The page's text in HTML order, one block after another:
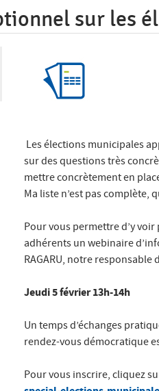
sur les
Les élections municipales
sur des questions très
mettre concrètement en
Ma liste n’est pas complète,
Pour vous permettre d’y
adhérents un webinaire
RAGARU, notre
Jeudi 5 février 13h-14h
Un temps d’échanges
rendez-vous démocratique
Pour vous inscrire, cliquez